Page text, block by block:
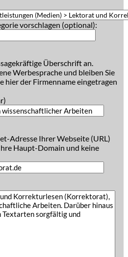
vorschlagen (optional):
Überschrift an.
Werbesprache und bleiben Sie
hier der Firmenname eingetragen
Adresse Ihrer Webseite (URL)
Haupt-Domain und keine